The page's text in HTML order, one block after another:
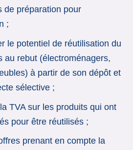
de préparation pour
;
le potentiel de réutilisation du
au rebut (électroménagers,
à partir de son dépôt et
sélective ;
TVA sur les produits qui ont
pour être réutilisés ;
prenant en compte la